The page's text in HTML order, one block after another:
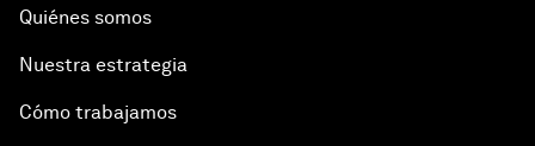
Quiénes somos
Nuestra estrategia
Cómo trabajamos